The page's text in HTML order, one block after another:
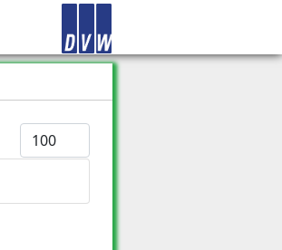
Anzeige #